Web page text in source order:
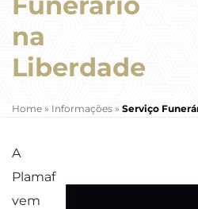
na
Liberdade
Home » Informações » Serviço
A
Plamaf
vem